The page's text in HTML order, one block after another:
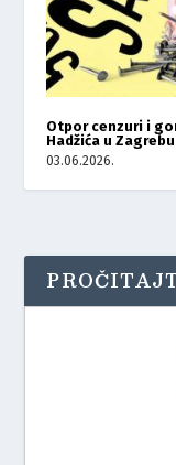
Otpor cenzuri i
Hadžića u Zagrebu
03.06.2026.